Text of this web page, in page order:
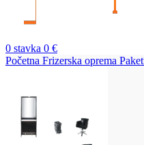
0 stavka 0 €
Početna Frizerska oprema